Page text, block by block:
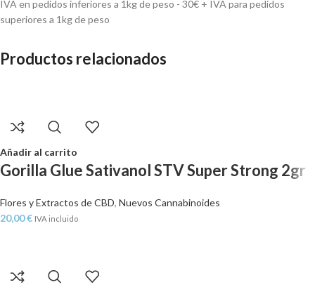
IVA en pedidos inferiores a 1kg de peso - 30€ + IVA para pedidos
superiores a 1kg de peso
Productos relacionados
Añadir al carrito
Gorilla Glue Sativanol STV Super Strong 2gr
Flores y Extractos de CBD, Nuevos Cannabinoides
20,00€ IVA incluido